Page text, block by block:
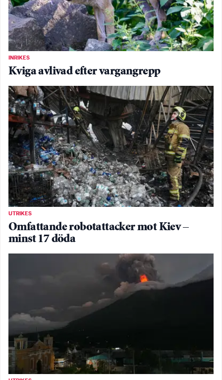
INRIKES
Kviga avlivad efter vargangrepp
UTRIKES
Omfattande robotattacker mot Kiev –
minst 17 döda